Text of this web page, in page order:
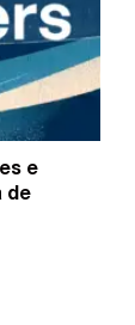
e
de